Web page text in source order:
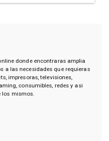
donde encontraras amplia
a las necesidades que requieras
impresoras, televisiones,
consumibles, redes y asi
los mismos.